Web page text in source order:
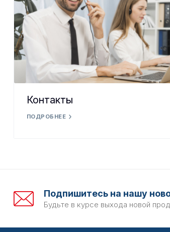
Контакты
ПОДРОБНЕЕ
Подпишитесь на нашу
Будьте в курсе выхода новой